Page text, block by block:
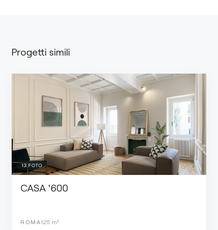
Progetti simili
13FOTO
CASA '600
ROMA125 m²